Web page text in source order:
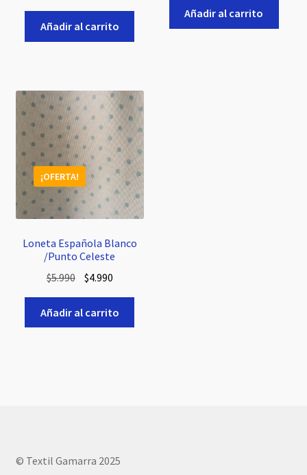
original
era:
actual
es:
Añadir al carrito
original
era:
actual
es:
Añadir al carrito
Loneta Española Blanco
/Punto Celeste
¡OFERTA!
$5.990 El
original
era:
$4.990El
actual
es:
Añadir al carrito
© Textil Gamarra 2025